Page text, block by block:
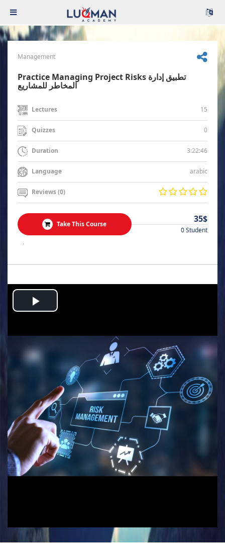
Management
Practice Managing Project Risks تطبيق إدارة
المخاطر للمشاريع
Lectures 15
Quizzes 0
Duration 3:22:46
Language arabic
Reviews (0)
Take This Course 35$
0 Student
.
Play
Video